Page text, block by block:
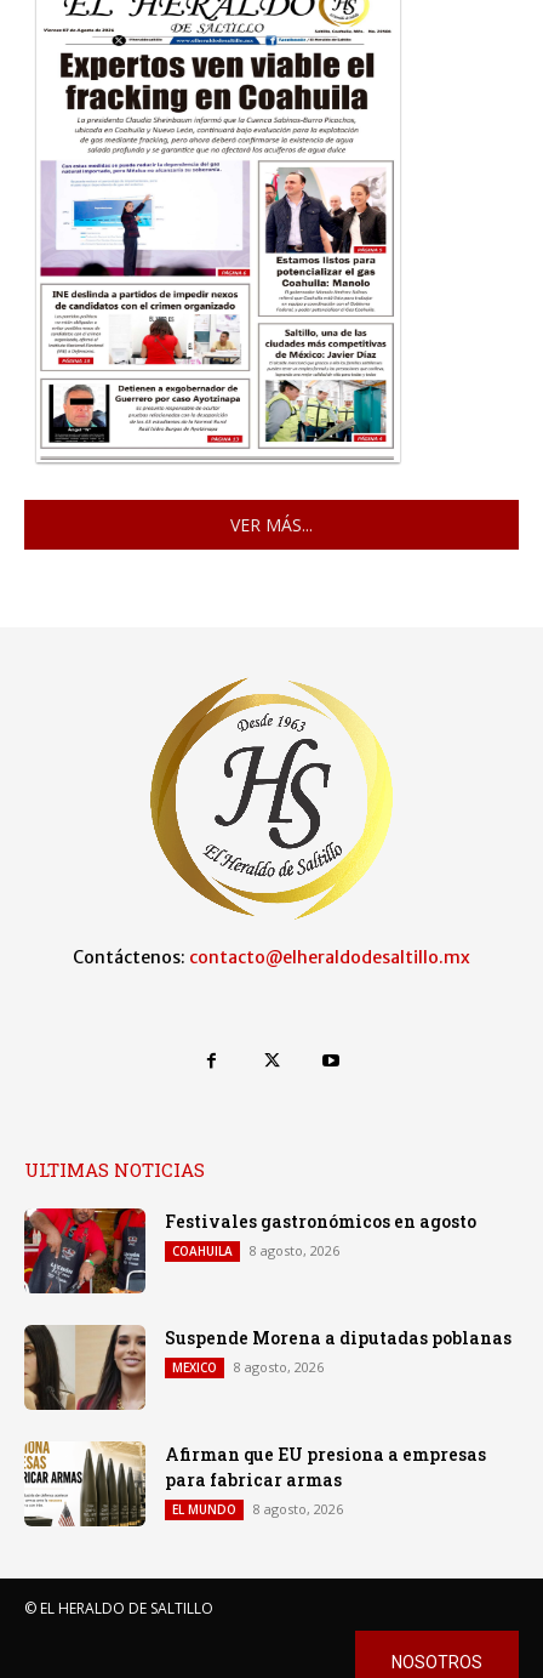
VER MÁS...
Contáctenos: contacto@elheraldodesaltillo.mx
ULTIMAS NOTICIAS
Festivales gastronómicos en agosto
COAHUILA 8 agosto, 2026
Suspende Morena a diputadas poblanas
MEXICO 8 agosto, 2026
Afirman que EU presiona a empresas
para fabricar armas
EL MUNDO 8 agosto, 2026
© EL HERALDO DE SALTILLO
NOSOTROS